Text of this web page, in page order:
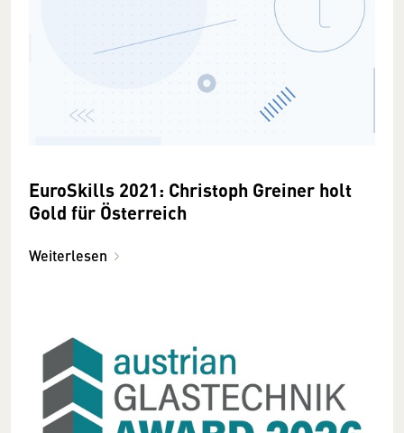
EuroSkills 2021: Christoph Greiner holt
Gold für Österreich
Weiterlesen